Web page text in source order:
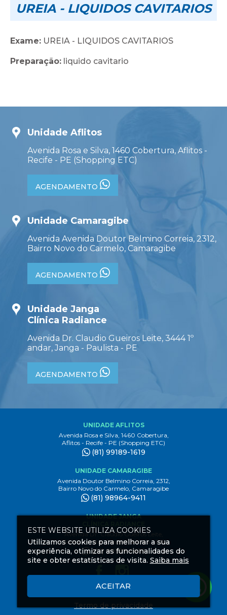
UREIA - LIQUIDOS CAVITARIOS
Exame: UREIA - LIQUIDOS CAVITARIOS
Preparação: liquido cavitario
Unidade Aflitos
Avenida Rosa e Silva, 1460 Cobertura, Aflitos -
Recife - PE (Shopping ETC)
AGENDAMENTO
Unidade Camaragibe
Avenida Avenida Doutor Belmino Correia, 2312,
Bairro Novo do Carmelo, Camaragibe
AGENDAMENTO
Unidade Janga
Clínica Radiance
Avenida Dr. Claudio Gueiros Leite, 3444 1º
andar, Janga - Paulista - PE
AGENDAMENTO
UNIDADE AFLITOS
Avenida Rosa e Silva, 1460 Cobertura,
Aflitos - Recife - PE (Shopping ETC)
(81) 99189-1619
UNIDADE CAMARAGIBE
Avenida Doutor Belmino Correia, 2312,
Bairro Novo do Carmelo, Camaragibe
(81) 98964-9411
UNIDADE JANGA
Avenida Dr. Claudio Gueiros Leite,
3444 1º andar, Janga Paulista - PE
(81) 99189-1619
Criação
de
Sites
Termo de privacidade
ESTE WEBSITE UTILIZA COOKIES
Utilizamos cookies para melhorar a sua
experiência, otimizar as funcionalidades do
site e obter estatísticas de visita. Saiba mais
ACEITAR